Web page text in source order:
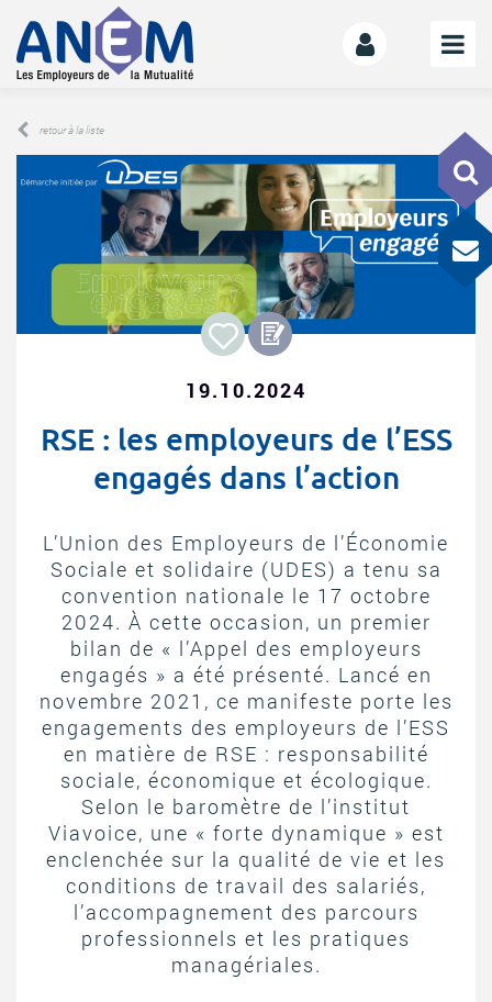
L’ANEM
Notre mission
La gouvernance
La Mutualité
LE MANIFESTE
Les mutuelles donnent des ailes
OFFRE DE SERVICES
Les instances paritaires
La convention collective et les accords de branche
Égalité professionnelle entre les femmes et les hommes
Les rapports d’activité de la branche Mutualité
L’Observatoire des Métiers
Référentiel des métiers
Certifications professionnelles
Parcours d’intégration
Politique handicap
Les études
ACTUALITÉS
retour à la liste
19.10.2024
RSE : les employeurs de l’ESS
engagés dans l’action
L’Union des Employeurs de l’Économie
Sociale et solidaire (UDES) a tenu sa
convention nationale le 17 octobre
2024. À cette occasion, un premier
bilan de « l’Appel des employeurs
engagés » a été présenté. Lancé en
novembre 2021, ce manifeste porte les
engagements des employeurs de l’ESS
en matière de RSE : responsabilité
sociale, économique et écologique.
Selon le baromètre de l’institut
Viavoice, une « forte dynamique » est
enclenchée sur la qualité de vie et les
conditions de travail des salariés,
l’accompagnement des parcours
professionnels et les pratiques
managériales.